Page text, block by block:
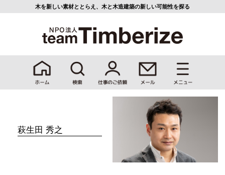
木を新しい素材ととらえ、 木と木造建築の新しい可能性を探る
萩生田 秀之